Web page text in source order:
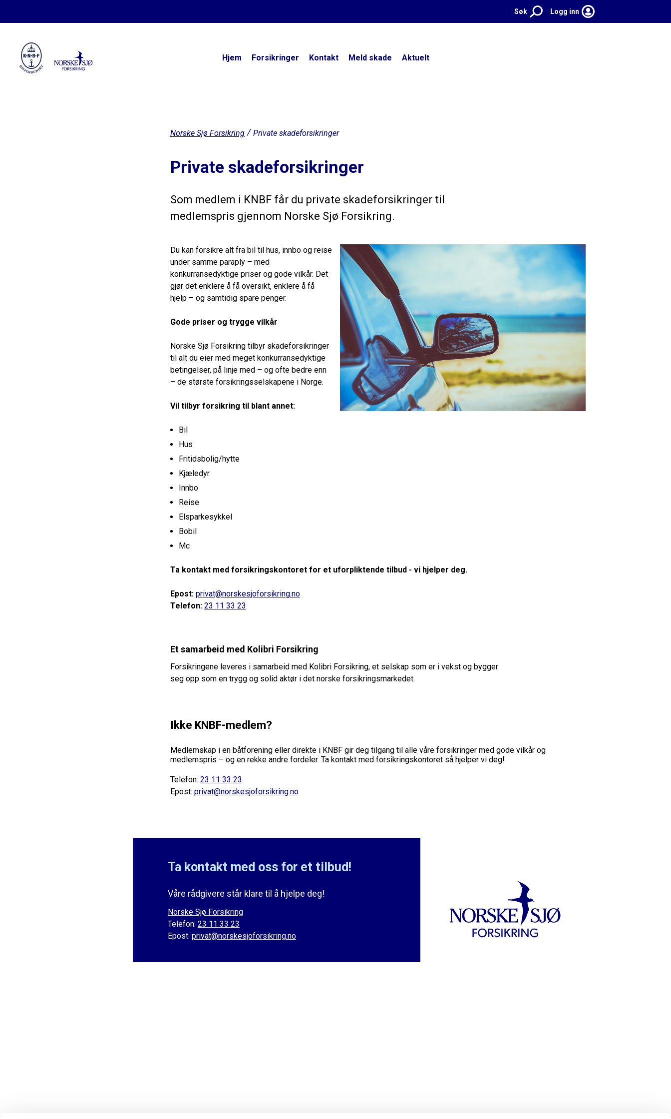
Søk Logg inn
Hjem Forsikringer Kontakt Meld skade Aktuelt
Norske Sjø Forsikring Private skadeforsikringer
Private skadeforsikringer
Som medlem i KNBF får du private skadeforsikringer til
medlemspris gjennom Norske Sjø Forsikring.
Du kan forsikre alt fra bil til hus, innbo og reise
under samme paraply – med
konkurransedyktige priser og gode vilkår. Det
gjør det enklere å få oversikt, enklere å få
hjelp – og samtidig spare penger.
Gode priser og trygge vilkår
Norske Sjø Forsikring tilbyr skadeforsikringer
til alt du eier med meget konkurransedyktige
betingelser, på linje med – og ofte bedre enn
– de største forsikringsselskapene i Norge.
Vil tilbyr forsikring til blant annet:
Bil
Hus
Fritidsbolig/hytte
Kjæledyr
Innbo
Reise
Elsparkesykkel
Bobil
Mc
Ta kontakt med forsikringskontoret for et uforpliktende tilbud - vi hjelper deg.
Epost: privat@norskesjoforsikring.no
Telefon: 23 11 33 23
Et samarbeid med Kolibri Forsikring
Forsikringene leveres i samarbeid med Kolibri Forsikring, et selskap som er i vekst og bygger
seg opp som en trygg og solid aktør i det norske forsikringsmarkedet.
Ikke KNBF-medlem?
Medlemskap i en båtforening eller direkte i KNBF gir deg tilgang til alle våre forsikringer med gode vilkår og
medlemspris – og en rekke andre fordeler. Ta kontakt med forsikringskontoret så hjelper vi deg!
Telefon: 23 11 33 23
Epost: privat@norskesjoforsikring.no
Ta kontakt med oss for et tilbud!
Våre rådgivere står klare til å hjelpe deg!
Norske Sjø Forsikring
Telefon: 23 11 33 23
Epost: privat@norskesjoforsikring.no